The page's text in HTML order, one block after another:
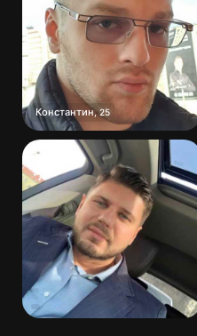
Константин,25